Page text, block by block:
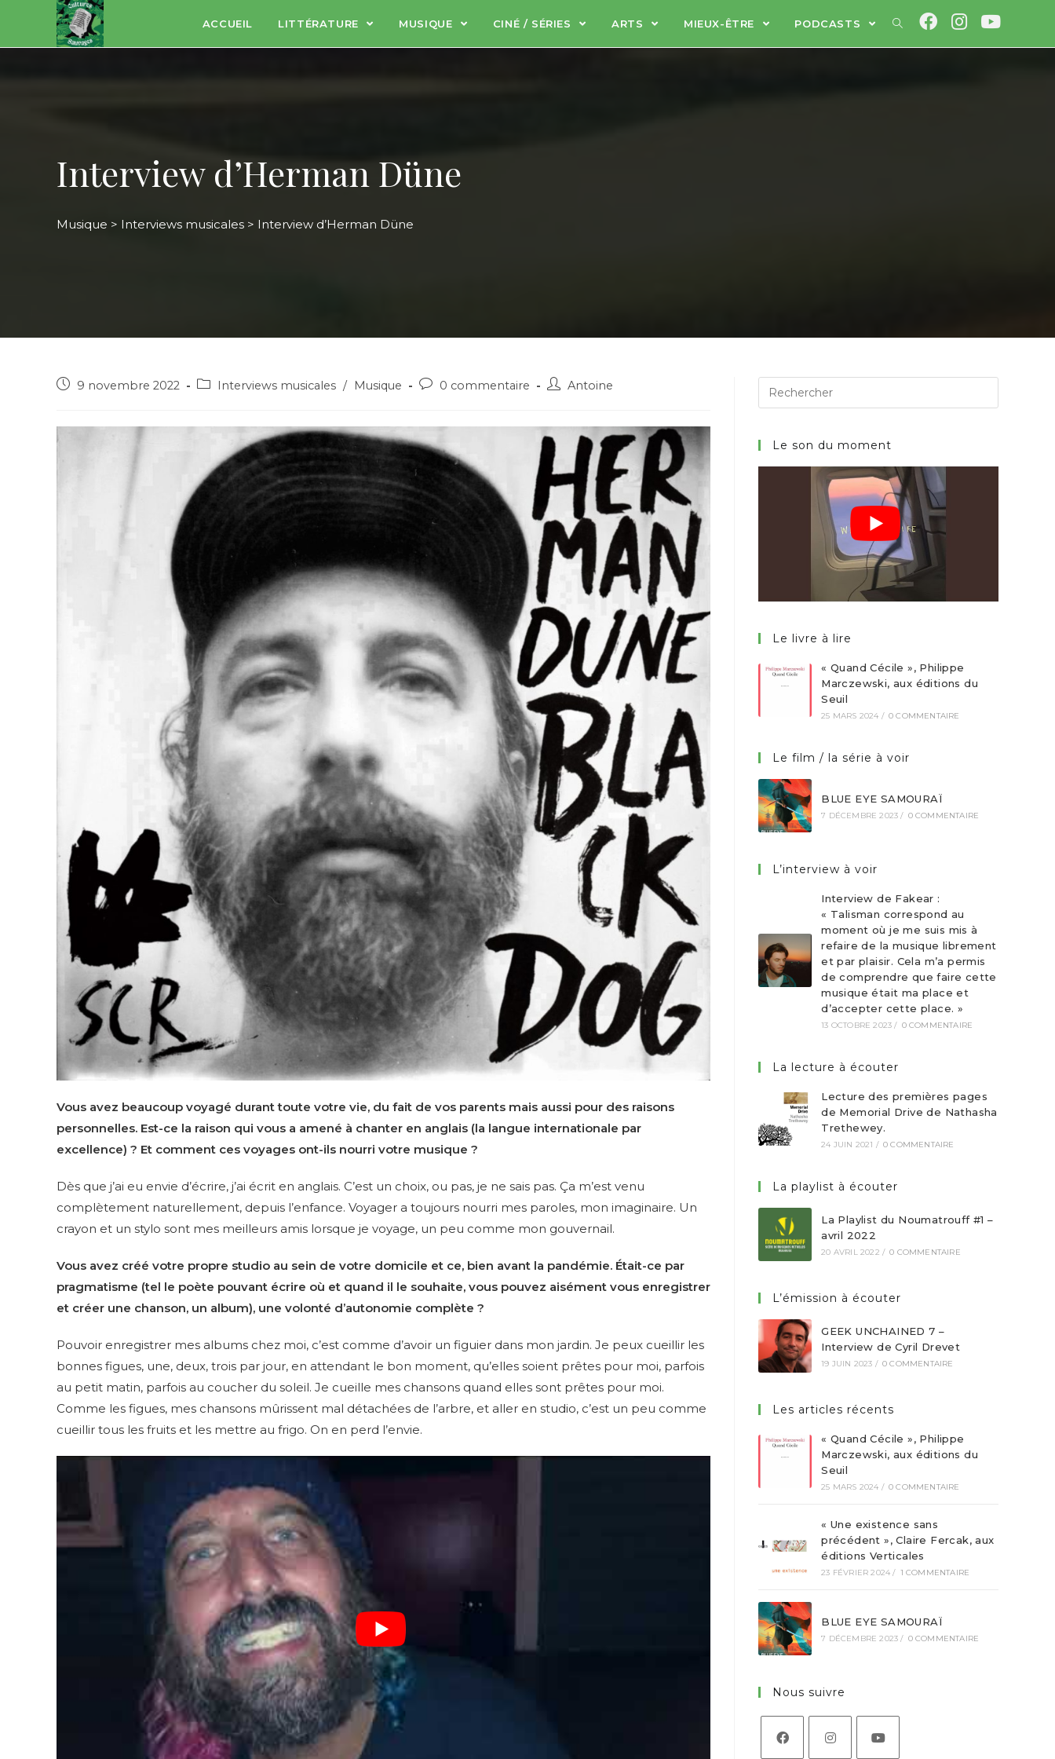
content
ACCUEIL LITTÉRATURE MUSIQUE CINÉ / SÉRIES ARTS MIEUX-ÊTRE PODCASTS
Interview d’Herman Düne
Musique > Interviews musicales > Interview d’Herman Düne
Post9 novembre 2022
PostInterviews musicales / Musique
Post0 commentaire
PostAntoine
Vous avez beaucoup voyagé durant toute votre vie, du fait de vos parents mais aussi pour des raisons
personnelles. Est-ce la raison qui vous a amené à chanter en anglais (la langue internationale par
excellence) ? Et comment ces voyages ont-ils nourri votre musique ?
Dès que j’ai eu envie d’écrire, j’ai écrit en anglais. C’est un choix, ou pas, je ne sais pas. Ça m’est venu
complètement naturellement, depuis l’enfance. Voyager a toujours nourri mes paroles, mon imaginaire. Un
crayon et un stylo sont mes meilleurs amis lorsque je voyage, un peu comme mon gouvernail.
Vous avez créé votre propre studio au sein de votre domicile et ce, bien avant la pandémie. Était-ce par
pragmatisme (tel le poète pouvant écrire où et quand il le souhaite, vous pouvez aisément vous enregistrer
et créer une chanson, un album), une volonté d’autonomie complète ?
Pouvoir enregistrer mes albums chez moi, c’est comme d’avoir un figuier dans mon jardin. Je peux cueillir les
bonnes figues, une, deux, trois par jour, en attendant le bon moment, qu’elles soient prêtes pour moi, parfois
au petit matin, parfois au coucher du soleil. Je cueille mes chansons quand elles sont prêtes pour moi.
Comme les figues, mes chansons mûrissent mal détachées de l’arbre, et aller en studio, c’est un peu comme
cueillir tous les fruits et les mettre au frigo. On en perd l’envie.
Search
for:
Le son du moment
Le livre à lire
« Quand Cécile », Philippe
Marczewski, aux éditions du
Seuil
25 MARS 2024 / 0 COMMENTAIRE
Le film / la série à voir
BLUE EYE SAMOURAÏ
7 DÉCEMBRE 2023 / 0 COMMENTAIRE
L’interview à voir
Interview de Fakear :
« Talisman correspond au
moment où je me suis mis à
refaire de la musique librement
et par plaisir. Cela m’a permis
de comprendre que faire cette
musique était ma place et
d’accepter cette place. »
13 OCTOBRE 2023 / 0 COMMENTAIRE
La lecture à écouter
Lecture des premières pages
de Memorial Drive de Nathasha
Trethewey.
24 JUIN 2021 / 0 COMMENTAIRE
La playlist à écouter
La Playlist du Noumatrouff #1 –
avril 2022
20 AVRIL 2022 / 0 COMMENTAIRE
L’émission à écouter
GEEK UNCHAINED 7 –
Interview de Cyril Drevet
19 JUIN 2023 / 0 COMMENTAIRE
Les articles récents
« Quand Cécile », Philippe
Marczewski, aux éditions du
Seuil
25 MARS 2024 / 0 COMMENTAIRE
« Une existence sans
précédent », Claire Fercak, aux
éditions Verticales
23 FÉVRIER 2024 / 1 COMMENTAIRE
BLUE EYE SAMOURAÏ
7 DÉCEMBRE 2023 / 0 COMMENTAIRE
Nous suivre